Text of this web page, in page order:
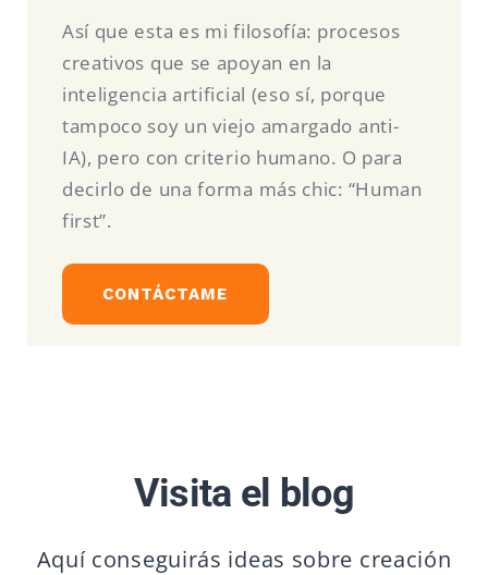
Así que esta es mi filosofía: procesos
creativos que se apoyan en la
inteligencia artificial (eso sí, porque
tampoco soy un viejo amargado anti-
IA), pero con criterio humano. O para
decirlo de una forma más chic: “Human
first”.
CONTÁCTAME
Visita el blog
Aquí conseguirás ideas sobre creación